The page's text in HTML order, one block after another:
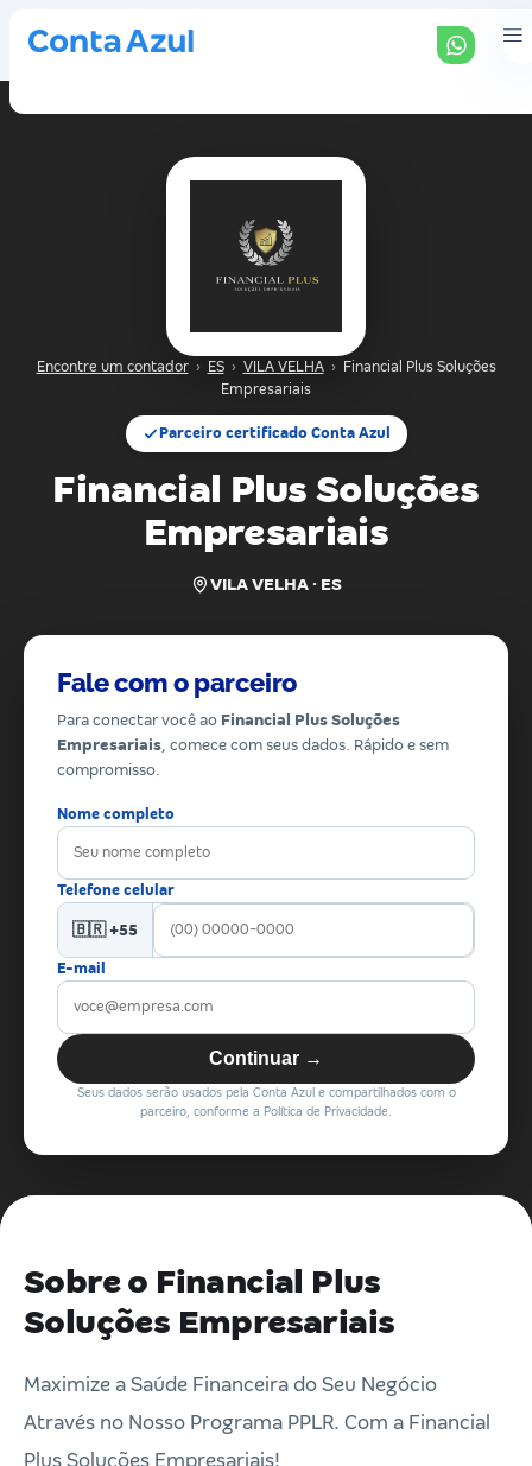
Encontre um contador › ES › VILA VELHA ›
Financial Plus Soluções
Empresariais
Parceiro certificado Conta Azul
Financial Plus Soluções
Empresariais
VILA VELHA · ES
Fale com o parceiro
Para conectar você ao Financial Plus Soluções
Empresariais, comece com seus dados. Rápido e sem
compromisso.
Nome completo
Telefone celular
🇧🇷 +55
E-mail
Continuar →
Seus dados serão usados pela Conta Azul e compartilhados com o
parceiro, conforme a Política de Privacidade.
Sobre o Financial Plus
Soluções Empresariais
Maximize a Saúde Financeira do Seu Negócio
Através no Nosso Programa PPLR. Com a Financial
Plus Soluções Empresariais!